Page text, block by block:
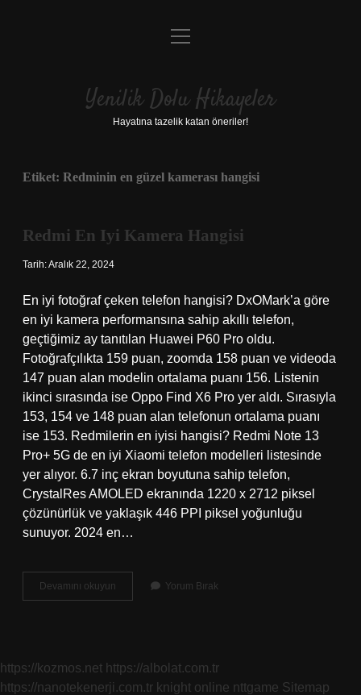
Anasayfa
Yasal Uyarı
menüyü
Yenilik Dolu Hikayeler
Hayatına tazelik katan öneriler!
Etiket: Redminin en güzel kamerası hangisi
Redmi En Iyi Kamera Hangisi
Tarih: Aralık 22, 2024
En iyi fotoğraf çeken telefon hangisi? DxOMark’a göre
en iyi kamera performansına sahip akıllı telefon,
geçtiğimiz ay tanıtılan Huawei P60 Pro oldu.
Fotoğrafçılıkta 159 puan, zoomda 158 puan ve videoda
147 puan alan modelin ortalama puanı 156. Listenin
ikinci sırasında ise Oppo Find X6 Pro yer aldı. Sırasıyla
153, 154 ve 148 puan alan telefonun ortalama puanı
ise 153. Redmilerin en iyisi hangisi? Redmi Note 13
Pro+ 5G de en iyi Xiaomi telefon modelleri listesinde
yer alıyor. 6.7 inç ekran boyutuna sahip telefon,
CrystalRes AMOLED ekranında 1220 x 2712 piksel
çözünürlük ve yaklaşık 446 PPI piksel yoğunluğu
sunuyor. 2024 en…
Devamını okuyun
En
Yorum Bırak
https://kozmos.net https://albolat.com.tr
https://nanotekenerji.com.tr knight online nttgame Sitemap